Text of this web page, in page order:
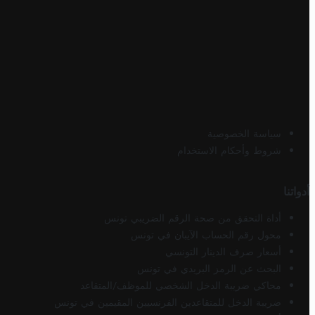
سياسة الخصوصية
شروط وأحكام الاستخدام
أدواتنا
أداة التحقق من صحة الرقم الضريبي تونس
محول رقم الحساب الآيبان في تونس
أسعار صرف الدينار التونسي
البحث عن الرمز البريدي في تونس
محاكي ضريبة الدخل الشخصي للموظف/المتقاعد
ضريبة الدخل للمتقاعدين الفرنسيين المقيمين في تونس